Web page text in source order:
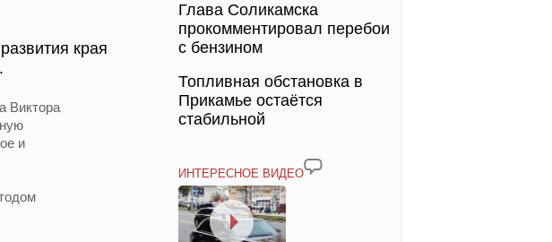
края
Виктора
и
Глава Соликамска
прокомментировал перебои
с бензином
Топливная обстановка в
Прикамье остаётся
стабильной
ИНТЕРЕСНОЕ ВИДЕО